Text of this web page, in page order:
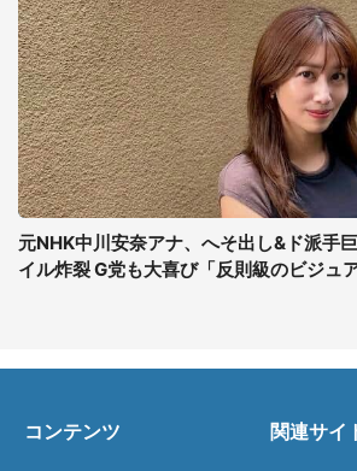
元NHK中川安奈アナ、へそ出し&ド派手
イル炸裂 G党も大喜び「反則級のビジュア
コンテンツ 関連サイ